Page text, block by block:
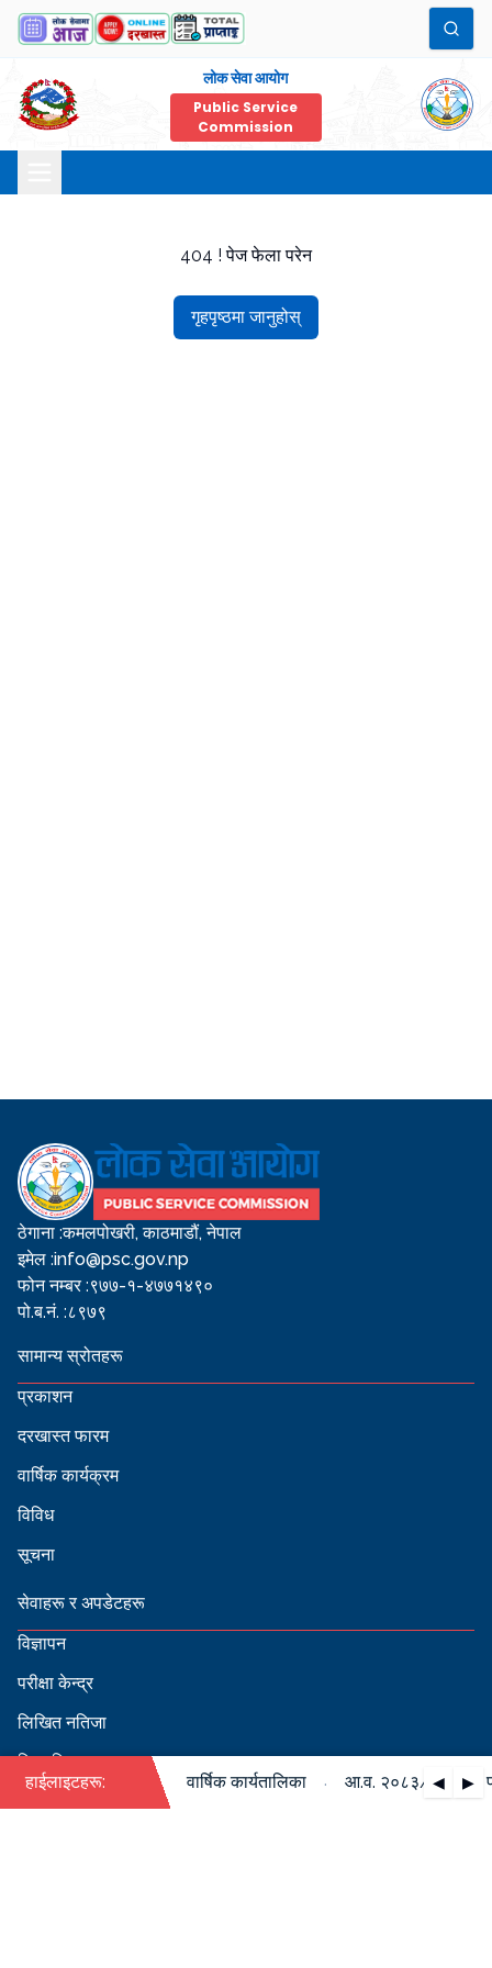
लोक सेवा आयोग
Public Service
Commission
404 ! पेज फेला परेन
गृहपृष्ठमा जानुहोस्
ठेगाना :कमलपोखरी, काठमाडौं, नेपाल
इमेल :info@psc.gov.np
फोन नम्बर :९७७-१-४७७१४९०
पो.ब.नं. :८९७९
सामान्य स्रोतहरू
प्रकाशन
दरखास्त फारम
वार्षिक कार्यक्रम
विविध
सूचना
सेवाहरू र अपडेटहरू
विज्ञापन
परीक्षा केन्द्र
लिखित नतिजा
सिफारिस
हाईलाइटहरू: ◀ ▶
०८४ को पदपूर्ति सम्बन्धी वार्षिक कार्यतालिका आ.व. २०८३/०८४ को